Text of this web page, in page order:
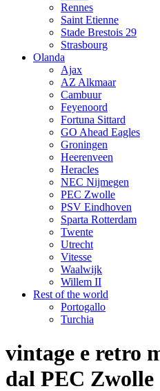
Rennes
Saint Etienne
Stade Brestois 29
Strasbourg
Olanda
Ajax
AZ Alkmaar
Cambuur
Feyenoord
Fortuna Sittard
GO Ahead Eagles
Groningen
Heerenveen
Heracles
NEC Nijmegen
PEC Zwolle
PSV Eindhoven
Sparta Rotterdam
Twente
Utrecht
Vitesse
Waalwijk
Willem II
Rest of the world
Portogallo
Turchia
vintage e retro
dal PEC Zwolle